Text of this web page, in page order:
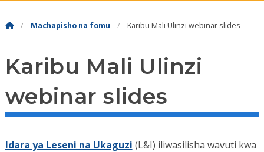
Machapisho na fomu Karibu Mali Ulinzi webinar slides
Karibu Mali Ulinzi
webinar slides
Idara ya Leseni na Ukaguzi (L&I) iliwasilisha wavuti kwa